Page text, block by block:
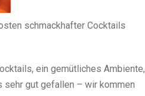
schmackhafter Cocktails
ein gemütliches Ambiente,
sehr gut gefallen – wir kommen